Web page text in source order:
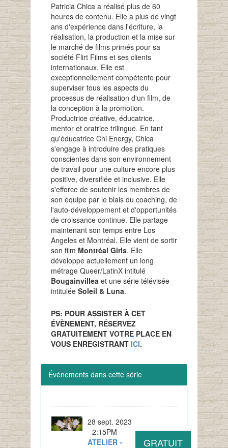
Patricia Chica a réalisé plus de 60
heures de contenu. Elle a plus de vingt
ans d'expérience dans l'écriture, la
réalisation, la production et la mise sur
le marché de films primés pour sa
société Flirt Films et ses clients
internationaux. Elle est
exceptionnellement compétente pour
superviser tous les aspects du
processus de réalisation d'un film, de
la conception à la promotion.
Productrice créative, éducatrice,
mentor et oratrice trilingue. En tant
qu'éducatrice Chi Energy, Chica
s'engage à introduire des pratiques
conscientes dans son environnement
de travail pour une culture encore plus
positive, diversifiée et inclusive. Elle
s'efforce de soutenir les membres de
son équipe par le biais du coaching, de
l'auto-développement et d'opportunités
de croissance continue. Elle partage
maintenant son temps entre Los
Angeles et Montréal. Elle vient de sortir
son film Montréal Girls. Elle
développe actuellement un long
métrage Queer/LatinX intitulé
Bougainvillea et une série télévisée
intitulée Soleil & Luna.
PS: POUR ASSISTER À CET
ÉVÈNEMENT, RÉSERVEZ
GRATUITEMENT VOTRE PLACE EN
VOUS ENREGISTRANT ICI.
Événements dans cette série
28 sept. 2023
- 2:15PM
ATELIER -
GRATUIT